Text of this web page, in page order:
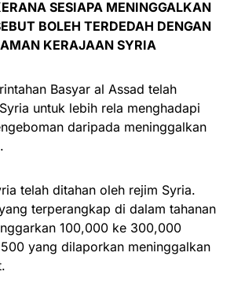
SESIAPA MENINGGALKAN
BOLEH TERDEDAH DENGAN
KERAJAAN SYRIA
Basyar al Assad telah
untuk lebih rela menghadapi
daripada meninggalkan
telah ditahan oleh rejim Syria.
terperangkap di dalam tahanan
100,000 ke 300,000
yang dilaporkan meninggalkan